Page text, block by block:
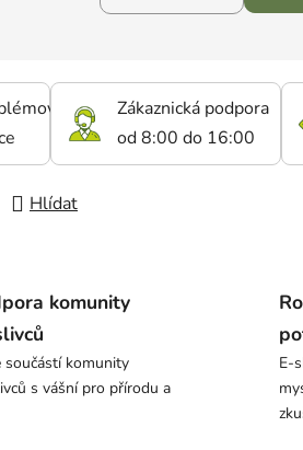
Zákaznická podpora
od 8:00 do 16:00
Hlídat
komunity
součástí komunity
s vášní pro přírodu a
E-